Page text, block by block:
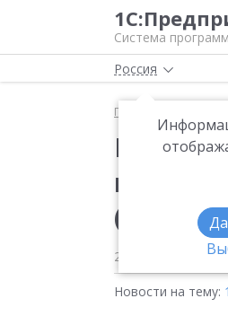
Система программ
Россия
Главная
Вышла
26.12.2025
Новости на тему: